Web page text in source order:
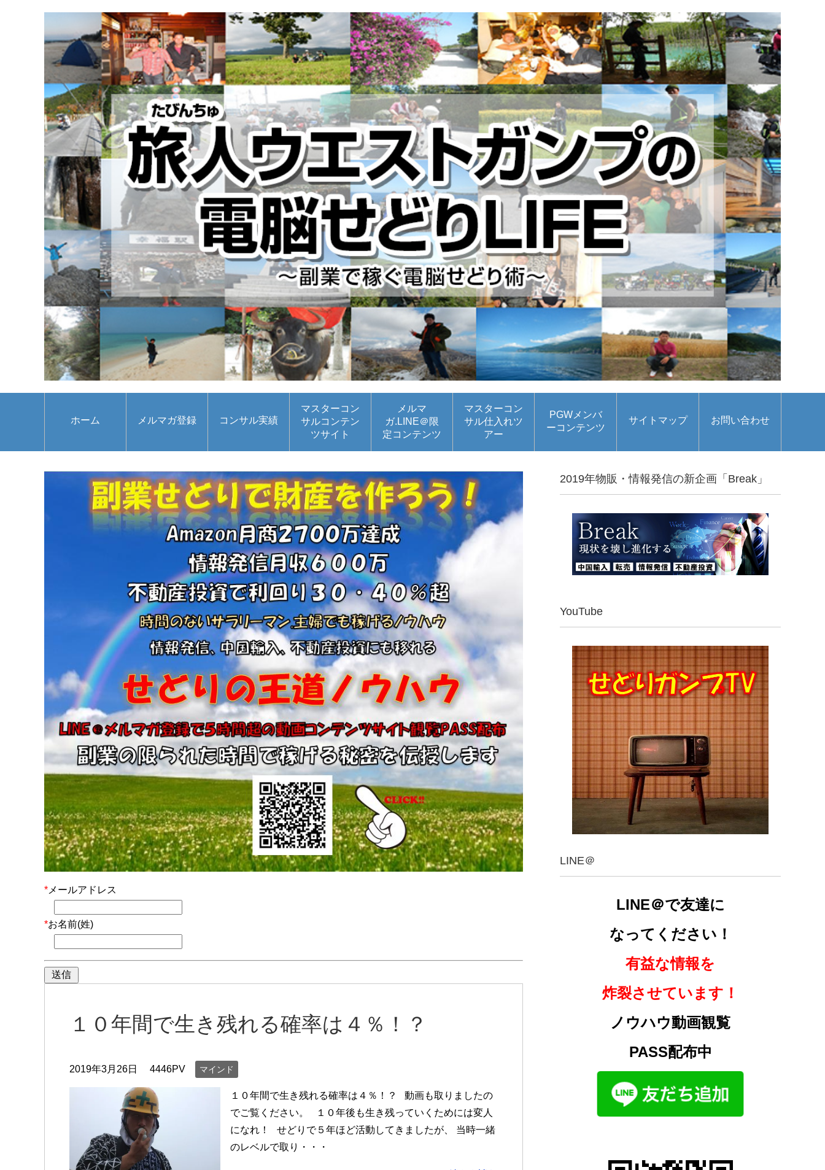
ホーム メルマガ登録 コンサル実績
マスターコン
サルコンテン
ツサイト
メルマ
ガ.LINE＠限
定コンテンツ
マスターコン
サル仕入れツ
アー
PGWメンバ
ーコンテンツ
サイトマップ お問い合わせ
* メールアドレス
*お名前(姓)
１０年間で生き残れる確率は４％！？
2019年3月26日 4446PV マインド
１０年間で生き残れる確率は４％！？ 動画も取りましたの
でご覧ください。 １０年後も生き残っていくためには変人
になれ！ せどりで５年ほど活動してきましたが、 当時一緒
のレベルで取り・・・
2019年物販・情報発信の新企画「Break」
YouTube
LINE＠
LINE＠で友達に
なってください！
有益な情報を
炸裂させています！
ノウハウ動画観覧
PASS配布中